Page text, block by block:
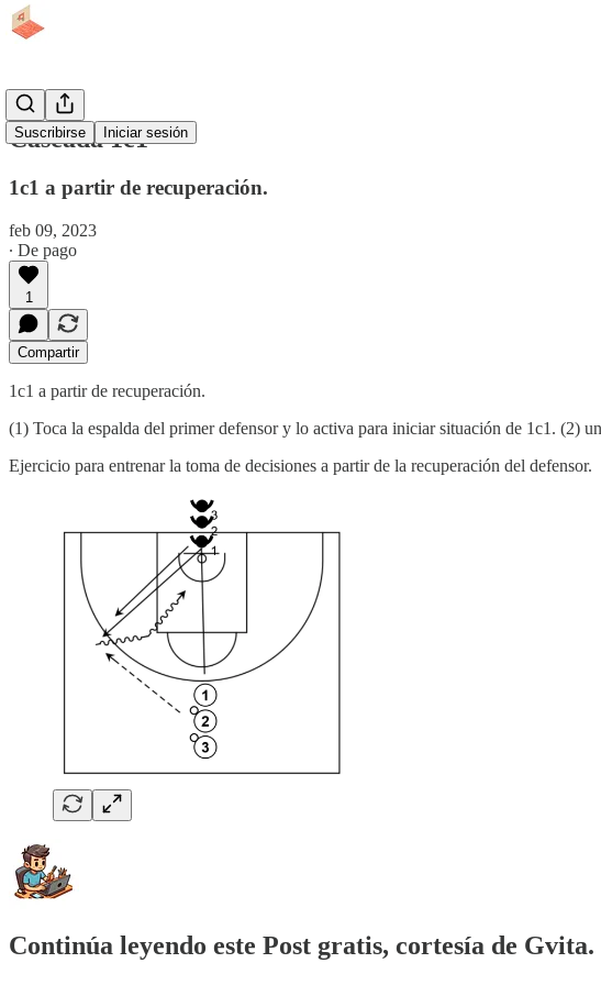
Suscribirse Iniciar sesión
Cascada 1c1
1c1 a partir de recuperación.
feb 09, 2023
∙ De pago
1
Compartir
1c1 a partir de recuperación.
(1) Toca la espalda del primer defensor y lo activa para iniciar situación de 1c1. (2)
Ejercicio para entrenar la toma de decisiones a partir de la recuperación del defensor.
Continúa leyendo este Post gratis, cortesía de Gvita.